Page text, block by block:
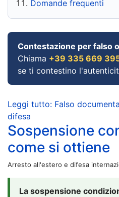
Domande frequenti
Contestazione per falso
Chiama +39 335 669
se ti contestino
Leggi tutto: Falso
difesa
Sospensione
come si ottiene
Arresto all'estero e difesa
La sospensione